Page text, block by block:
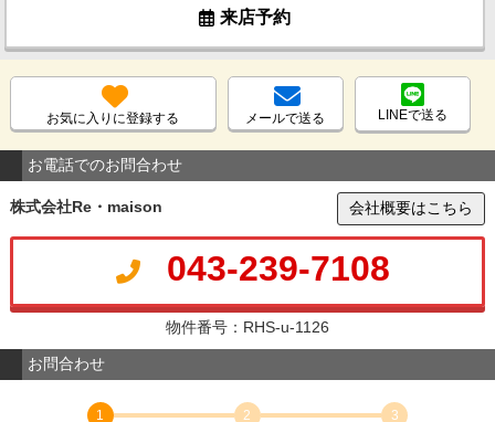
来店予約
お気に入りに登録する メールで送る LINEで送る
お電話でのお問合わせ
株式会社Re・maison 会社概要はこちら
043-239-7108
物件番号：RHS-u-1126
お問合わせ
1
2
3